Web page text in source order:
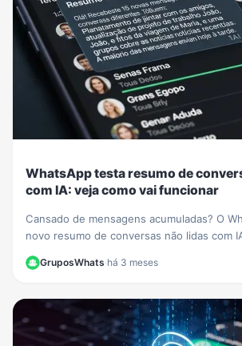
WhatsApp testa resumo de
com IA: veja como vai funcionar
Cansado de mensagens acumuladas? O
novo resumo de conversas não lidas com
função vai organizar seus chats e
GruposWhats·há 3 meses